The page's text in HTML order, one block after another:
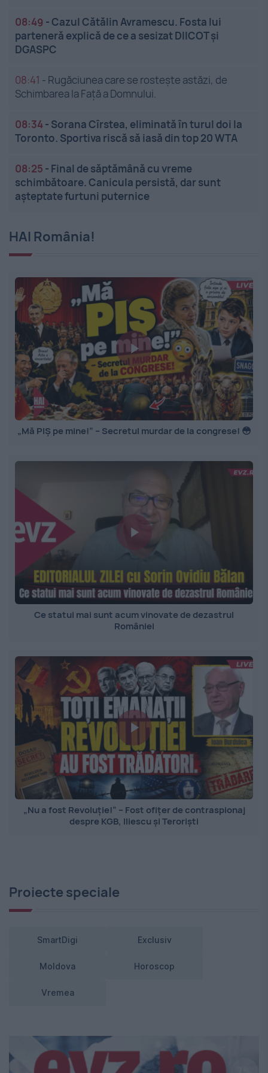
08:49 -Cazul Cătălin Avramescu. Fosta lui
parteneră explică de ce a sesizat DIICOT și
DGASPC
08:41 - Rugăciunea care se rostește astăzi, de
Schimbarea la Față a Domnului.
08:34- Sorana Cîrstea, eliminată în turul doi la
Toronto. Sportiva riscă să iasă din top 20 WTA
08:25 - Final de săptămână cu vreme
schimbătoare. Canicula persistă, dar sunt
așteptate furtuni puternice
HAI România!
„Mă PIȘ pe mine!” – Secretul murdar de la congrese! 😳
Ce statui mai sunt acum vinovate de dezastrul
României
„Nu a fost Revoluție!” – Fost ofițer de contraspionaj
despre KGB, Iliescu și Teroriști
Proiecte speciale
SmartDigi Exclusiv
Moldova Horoscop
Vremea